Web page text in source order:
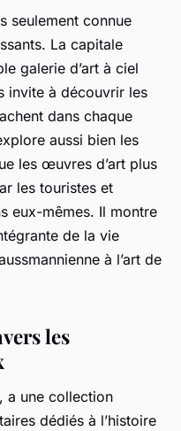
seulement connue
La capitale
galerie d’art à ciel
invite à découvrir les
dans chaque
aussi bien les
les œuvres d’art plus
les touristes et
eux-mêmes. Il montre
de la vie
à l’art de
les
a une collection
dédiés à l’histoire